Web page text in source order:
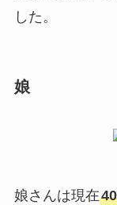
した。
娘
娘さんは現在